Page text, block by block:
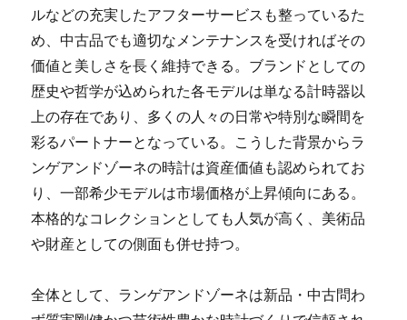
ルなどの充実したアフターサービスも整っているた
め、中古品でも適切なメンテナンスを受ければその
価値と美しさを長く維持できる。ブランドとしての
歴史や哲学が込められた各モデルは単なる計時器以
上の存在であり、多くの人々の日常や特別な瞬間を
彩るパートナーとなっている。こうした背景からラ
ンゲアンドゾーネの時計は資産価値も認められてお
り、一部希少モデルは市場価格が上昇傾向にある。
本格的なコレクションとしても人気が高く、美術品
や財産としての側面も併せ持つ。
全体として、ランゲアンドゾーネは新品・中古問わ